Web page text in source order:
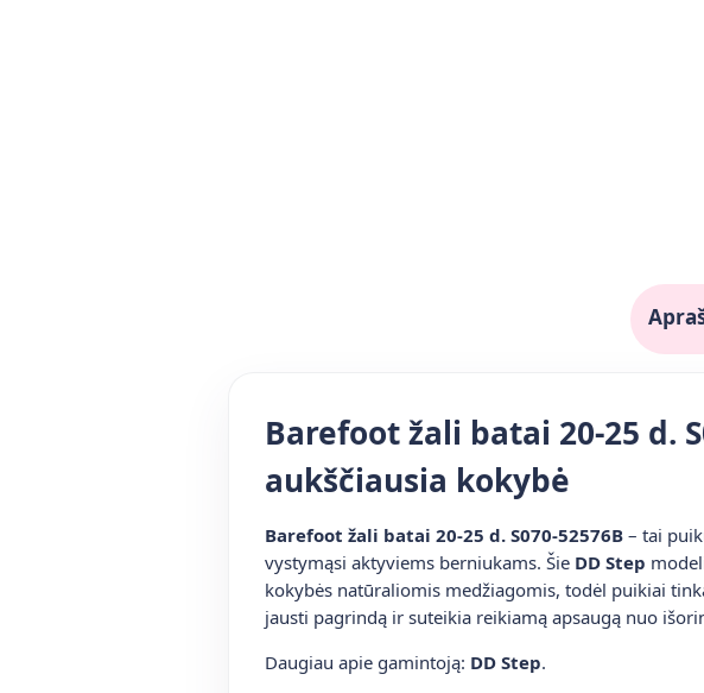
Barefoot žali batai 20-25 d.
aukščiausia kokybė
Barefoot žali batai 20-25 d. S070-52576B – tai
vystymąsi aktyviems berniukams. Šie DD Step
kokybės natūraliomis medžiagomis, todėl puikiai
jausti pagrindą ir suteikia reikiamą apsaugą nuo
Daugiau apie gamintoją: DD Step.